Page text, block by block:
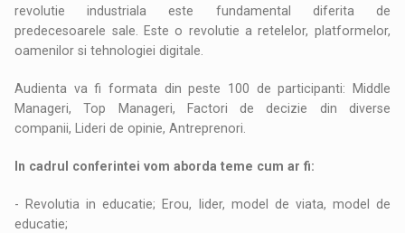
revolutie industriala este fundamental diferita de
predecesoarele sale. Este o revolutie a retelelor, platformelor,
oamenilor si tehnologiei digitale.
Audienta va fi formata din peste 100 de participanti: Middle
Manageri, Top Manageri, Factori de decizie din diverse
companii, Lideri de opinie, Antreprenori.
In cadrul conferintei vom aborda teme cum ar fi:
- Revolutia in educatie; Erou, lider, model de viata, model de
educatie;